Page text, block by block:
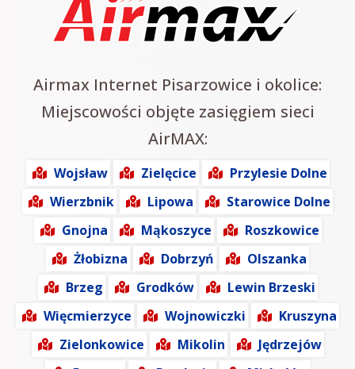
Airmax Internet Pisarzowice i okolice:
Miejscowości objęte zasięgiem sieci
AirMAX:
Wojsław Zielęcice
Przylesie Dolne
Wierzbnik
Lipowa
Starowice Dolne
Gnojna
Mąkoszyce
Roszkowice
Żłobizna
Dobrzyń
Olszanka
Brzeg
Grodków
Lewin Brzeski
Więcmierzyce
Wojnowiczki
Kruszyna
Zielonkowice
Mikolin
Jędrzejów